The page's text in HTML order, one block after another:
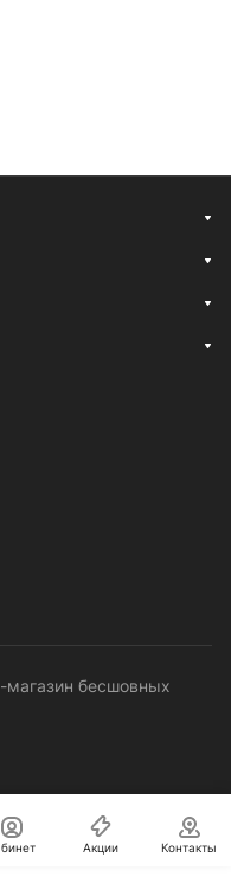
бесшовных
Акции Контакты